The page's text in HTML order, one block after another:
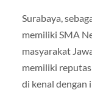
Surabaya,
memiliki SMA
masyarakat
memiliki
di kenal dengan